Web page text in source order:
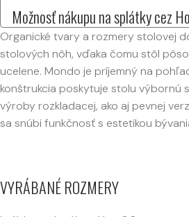
Možnosť nákupu na splátky cez
Organické tvary a rozmery stolovej
stolových nôh, vďaka čomu stôl
ucelene. Mondo je príjemný na
konštrukcia poskytuje stolu výbornú
výroby rozkladacej, ako aj pevnej
sa snúbi funkčnosť s estetikou
VYRÁBANÉ ROZMERY